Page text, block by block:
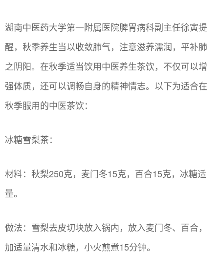
湖南中医药大学第一附属医院脾胃病科副主任徐寅提
醒，秋季养生当以收敛肺气，注意滋养濡润，平补肺
之阴阳。在秋季适当饮用中医养生茶饮，不仅可以增
强体质，还可以调畅自身的精神情志。以下为适合在
秋季服用的中医茶饮：
冰糖雪梨茶：
材料：秋梨250克，麦门冬15克，百合15克，冰糖适
量。
做法：雪梨去皮切块放入锅内，放入麦门冬、百合，
加适量清水和冰糖，小火煎煮15分钟。